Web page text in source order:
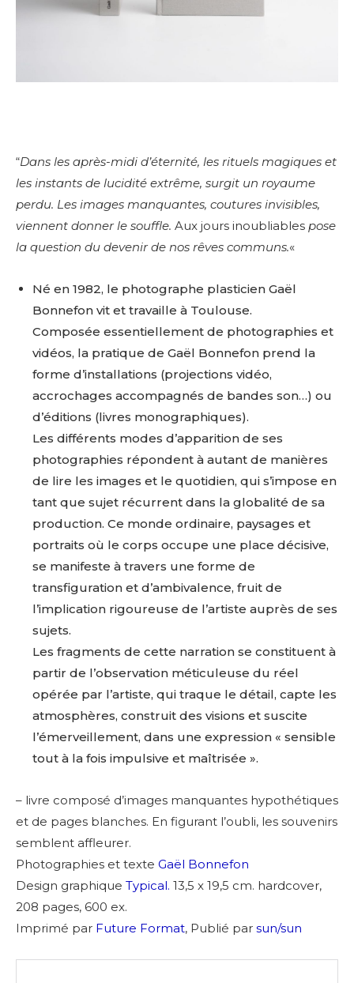
“Dans les après-midi d’éternité, les rituels magiques et
les instants de lucidité extrême, surgit un royaume
perdu. Les images manquantes, coutures invisibles,
viennent donner le souffle. Aux jours inoubliables pose
la question du devenir de nos rêves communs.«
Né en 1982, le photographe plasticien Gaël
Bonnefon vit et travaille à Toulouse.
Composée essentiellement de photographies et
vidéos, la pratique de Gaël Bonnefon prend la
forme d’installations (projections vidéo,
accrochages accompagnés de bandes son…) ou
d’éditions (livres monographiques).
Les différents modes d’apparition de ses
photographies répondent à autant de manières
de lire les images et le quotidien, qui s’impose en
tant que sujet récurrent dans la globalité de sa
production. Ce monde ordinaire, paysages et
portraits où le corps occupe une place décisive,
se manifeste à travers une forme de
transfiguration et d’ambivalence, fruit de
l’implication rigoureuse de l’artiste auprès de ses
sujets.
Les fragments de cette narration se constituent à
partir de l’observation méticuleuse du réel
opérée par l’artiste, qui traque le détail, capte les
atmosphères, construit des visions et suscite
l’émerveillement, dans une expression « sensible
tout à la fois impulsive et maîtrisée ».
– livre composé d’images manquantes hypothétiques
et de pages blanches. En figurant l’oubli, les souvenirs
semblent affleurer.
Photographies et texte Gaël Bonnefon
Design graphique Typical. 13,5 x 19,5 cm. hardcover,
208 pages, 600 ex.
Imprimé par Future Format, Publié par sun/sun